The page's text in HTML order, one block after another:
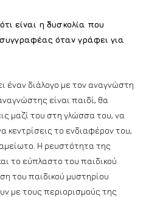
είναι η δυσκολία που
όταν γράφει για
έναν διάλογο με τον αναγνώστη
είναι παιδί, θα
μαζί του στη γλώσσα του, να
κεντρίσεις το ενδιαφέρον του,
Η ρευστότητα της
το εύπλαστο του παιδικού
του παιδικού μυστηρίου
με τους περιορισμούς της